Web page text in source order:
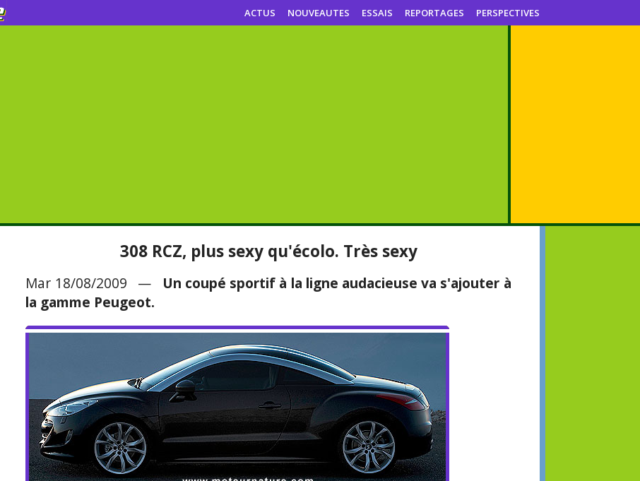
ACTUS NOUVEAUTES ESSAIS REPORTAGES PERSPECTIVES
308 RCZ, plus sexy qu'écolo. Très sexy
Mar 18/08/2009 — Un coupé sportif à la ligne audacieuse va s'ajouter à
la gamme Peugeot.